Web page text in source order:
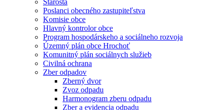
Starosta
Poslanci obecného zastupiteľstva
Komisie obce
Hlavný kontrolor obce
Program hospodárskeho a sociálneho rozvoja
Územný plán obce Hrochoť
Komunitný plán sociálnych služieb
Civilná ochrana
Zber odpadov
Zberný dvor
Zvoz odpadu
Harmonogram zberu odpadu
Zber a evidencia odpadu